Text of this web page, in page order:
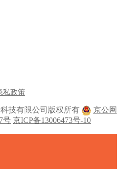
私政策
技有限公司版权所有
京公网
号 京ICP备13006473号-10